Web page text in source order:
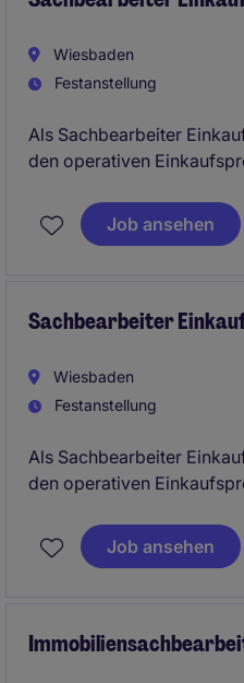
Wiesbaden
Festanstellung
Als Sachbearbeiter
den operativen
Dienstleistungen sicher.
Lieferanten sowie
Job ansehen
Sachbearbeiter
Wiesbaden
Festanstellung
Als Sachbearbeiter
den operativen
Dienstleistungen sicher.
Lieferanten sowie
Job ansehen